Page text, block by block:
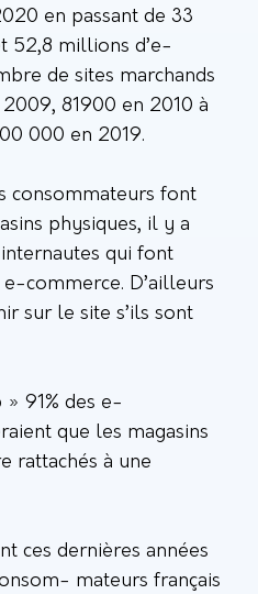
en passant de 33
52,8 millions d’e-
de sites marchands
81900 en 2010 à
000 en 2019.
consommateurs font
physiques, il y a
qui font
commerce. D’ailleurs
sur le site s’ils sont
91% des e-
que les magasins
rattachés à une
ces dernières années
mateurs français